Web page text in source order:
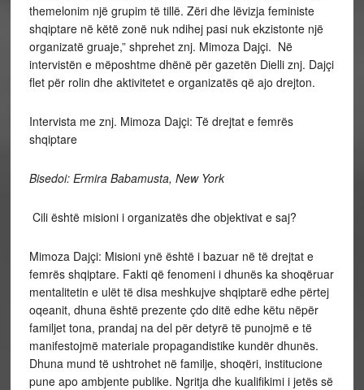
themelonim një grupim të tillë. Zëri dhe lëvizja feministe
shqiptare në këtë zonë nuk ndihej pasi nuk ekzistonte një
organizatë gruaje,” shprehet znj. Mimoza Dajçi. Në
intervistën e mëposhtme dhënë për gazetën Dielli znj. Dajçi
flet për rolin dhe aktivitetet e organizatës që ajo drejton.
Intervista me znj. Mimoza Dajçi: Të drejtat e femrës
shqiptare
Bisedoi: Ermira Babamusta, New York
Cili është misioni i organizatës dhe objektivat e saj?
Mimoza Dajçi: Misioni ynë është i bazuar në të drejtat e
femrës shqiptare. Fakti që fenomeni i dhunës ka shoqëruar
mentalitetin e ulët të disa meshkujve shqiptarë edhe përtej
oqeanit, dhuna është prezente çdo ditë edhe këtu nëpër
familjet tona, prandaj na del për detyrë të punojmë e të
manifestojmë materiale propagandistike kundër dhunës.
Dhuna mund të ushtrohet në familje, shoqëri, institucione
pune apo ambjente publike. Ngritja dhe kualifikimi i jetës së